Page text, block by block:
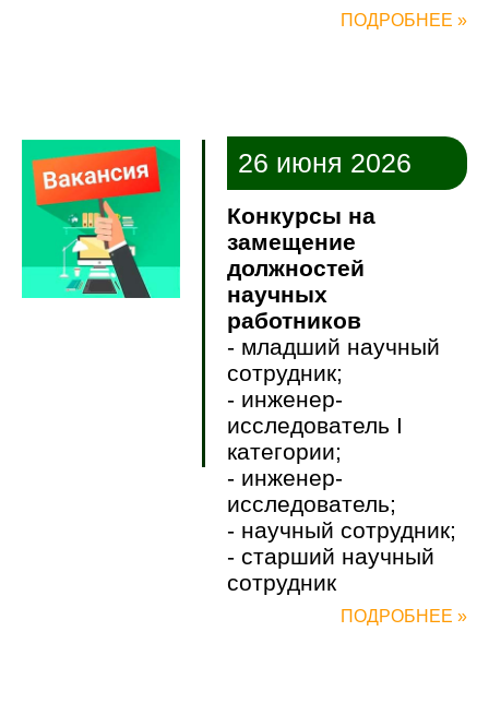
ПОДРОБНЕЕ »
26 июня 2026
Конкурсы на
замещение
должностей
научных
работников
- младший научный
сотрудник;
- инженер-
исследователь I
категории;
- инженер-
исследователь;
- научный сотрудник;
- старший научный
сотрудник
ПОДРОБНЕЕ »